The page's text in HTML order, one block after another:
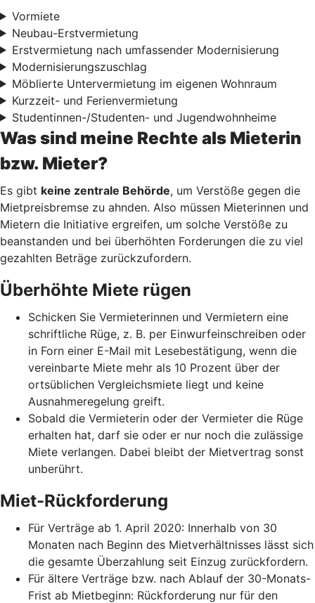
Vormiete
Neubau-Erstvermietung
Erstvermietung nach umfassender Modernisierung
Modernisierungszuschlag
Möblierte Untervermietung im eigenen Wohnraum
Kurzzeit- und Ferienvermietung
Studentinnen-/Studenten- und Jugendwohnheime
Was sind meine Rechte als Mieterin
bzw. Mieter?
Es gibt keine zentrale Behörde, um Verstöße gegen die
Mietpreisbremse zu ahnden. Also müssen Mieterinnen und
Mietern die Initiative ergreifen, um solche Verstöße zu
beanstanden und bei überhöhten Forderungen die zu viel
gezahlten Beträge zurückzufordern.
Überhöhte Miete rügen
Schicken Sie Vermieterinnen und Vermietern eine
schriftliche Rüge, z. B. per Einwurfeinschreiben oder
in Forn einer E-Mail mit Lesebestätigung, wenn die
vereinbarte Miete mehr als 10 Prozent über der
ortsüblichen Vergleichsmiete liegt und keine
Ausnahmeregelung greift.
Sobald die Vermieterin oder der Vermieter die Rüge
erhalten hat, darf sie oder er nur noch die zulässige
Miete verlangen. Dabei bleibt der Mietvertrag sonst
unberührt.
Miet-Rückforderung
Für Verträge ab 1. April 2020: Innerhalb von 30
Monaten nach Beginn des Mietverhältnisses lässt sich
die gesamte Überzahlung seit Einzug zurückfordern.
Für ältere Verträge bzw. nach Ablauf der 30-Monats-
Frist ab Mietbeginn: Rückforderung nur für den